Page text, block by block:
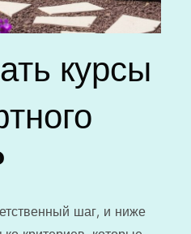
курсы
шаг, и ниже